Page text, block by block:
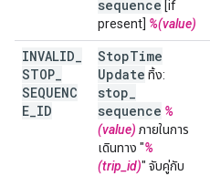
sequence [if
present] %(value)
INVALID
STOP
SEQUENC
E ID
StopTime
Update ทิ้ง:
stop
sequence %
(value) ภายในการ
เดินทาง "%
(trip_id)" จับคู่กับ